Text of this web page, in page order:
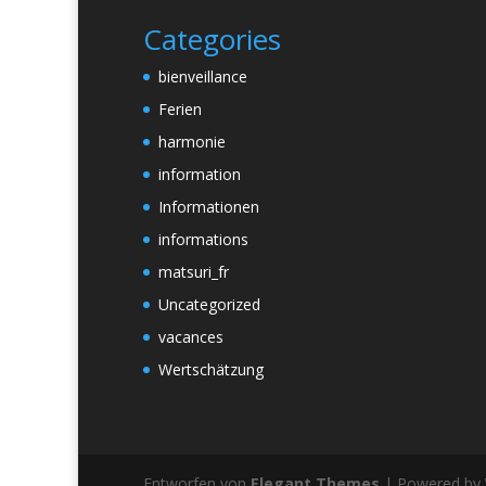
Categories
bienveillance
Ferien
harmonie
information
Informationen
informations
matsuri_fr
Uncategorized
vacances
Wertschätzung